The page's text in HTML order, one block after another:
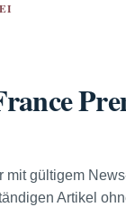
mit gültigem
Artikel